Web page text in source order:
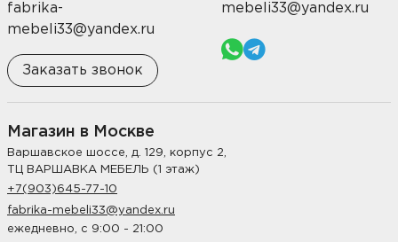
fabrika-
mebeli33@yandex.ru
Заказать звонок
mebeli33@yandex.ru
Магазин в Москве
Варшавское шоссе, д. 129, корпус 2,
ТЦ ВАРШАВКА МЕБЕЛЬ (1 этаж)
+7(903)645-77-10
fabrika-mebeli33@yandex.ru
ежедневно, с 9:00 - 21:00